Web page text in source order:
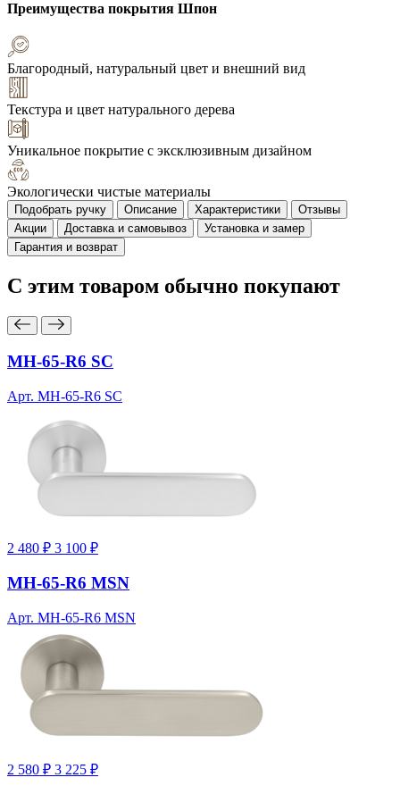
Преимущества покрытия Шпон
Благородный, натуральный цвет и внешний вид
Текстура и цвет натурального дерева
Уникальное покрытие с эксклюзивным дизайном
Экологически чистые материалы
Подобрать ручку Описание Характеристики
Отзывы
Акции
Доставка и самовывоз
Установка и замер
Гарантия и возврат
С этим товаром обычно покупают
MH-65-R6 SC
Арт. MH-65-R6 SC
2 480 ₽ 3 100 ₽
MH-65-R6 MSN
Арт. MH-65-R6 MSN
2 580 ₽ 3 225 ₽